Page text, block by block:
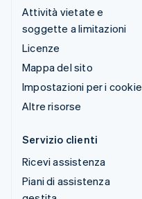
Attività vietate e
soggette a limitazioni
Licenze
Mappa del sito
Impostazioni per i cookie
Altre risorse
Servizio clienti
Ricevi assistenza
Piani di assistenza